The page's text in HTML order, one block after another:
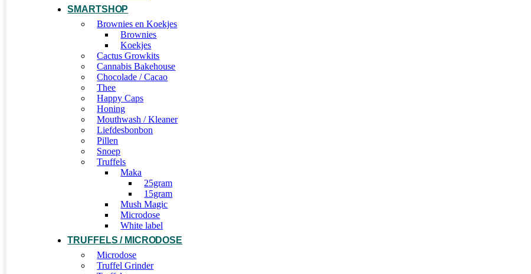
SMARTSHOP
Brownies en Koekjes
Brownies
Koekjes
Cactus Growkits
Cannabis Bakehouse
Chocolade / Cacao
Thee
Happy Caps
Honing
Mouthwash / Kleaner
Liefdesbonbon
Pillen
Snoep
Truffels
Maka
25gram
15gram
Mush Magic
Microdose
White label
TRUFFELS / MICRODOSE
Microdose
Truffel Grinder